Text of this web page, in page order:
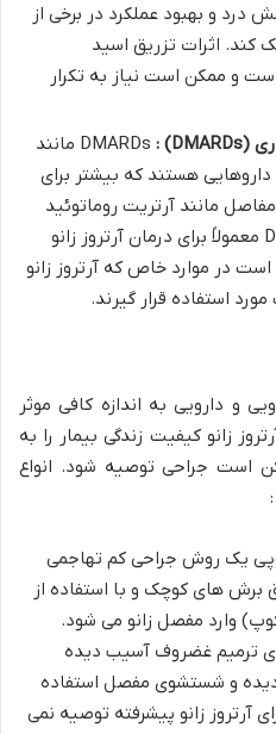
درد و بهبود عملکرد در برخی از
کند. اثرات تزریق اسید
و ممکن است نیاز به تکرار
(DMARDs) :
DMARDs مانند
داروهایی هستند که بیشتر برای
مانند آرتریت روماتوئید
استفاده می شوند. DMARDs معمولاً برای درمان آرتروز زانو
در موارد خاص که آرتروز زانو
استفاده قرار گیرند.
و دارویی به اندازه کافی موثر
زانو کیفیت زندگی بیمار را به
است جراحی توصیه شود. انواع
یک روش جراحی کم تهاجمی
برش های کوچک و با استفاده از
وارد مفصل زانو می شود.
ترمیم غضروف آسیب دیده
و شستشوی مفصل استفاده
آرتروز زانو پیشرفته توصیه نمی